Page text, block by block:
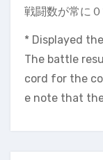
戦闘数が常に
* Displayed
The battle
cord for the
e note that